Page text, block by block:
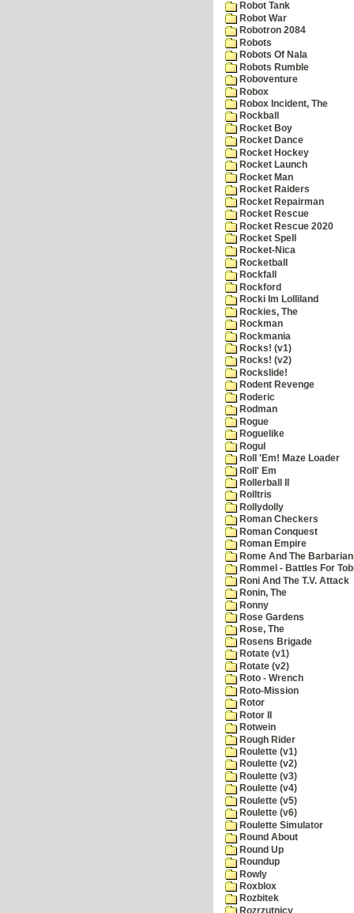
Robot Tank
Robot War
Robotron 2084
Robots
Robots Of Nala
Robots Rumble
Roboventure
Robox
Robox Incident, The
Rockball
Rocket Boy
Rocket Dance
Rocket Hockey
Rocket Launch
Rocket Man
Rocket Raiders
Rocket Repairman
Rocket Rescue
Rocket Rescue 2020
Rocket Spell
Rocket-Nica
Rocketball
Rockfall
Rockford
Rocki Im Lolliland
Rockies, The
Rockman
Rockmania
Rocks! (v1)
Rocks! (v2)
Rockslide!
Rodent Revenge
Roderic
Rodman
Rogue
Roguelike
Rogul
Roll 'Em! Maze Loader
Roll' Em
Rollerball II
Rolltris
Rollydolly
Roman Checkers
Roman Conquest
Roman Empire
Rome And The
Rommel - Battles For
Roni And The T.V. Attack
Ronin, The
Ronny
Rose Gardens
Rose, The
Rosens Brigade
Rotate (v1)
Rotate (v2)
Roto - Wrench
Roto-Mission
Rotor
Rotor II
Rotwein
Rough Rider
Roulette (v1)
Roulette (v2)
Roulette (v3)
Roulette (v4)
Roulette (v5)
Roulette (v6)
Roulette Simulator
Round About
Round Up
Roundup
Rowly
Roxblox
Rozbitek
Rozrzutnicy